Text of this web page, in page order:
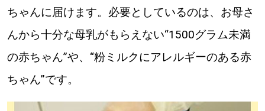
ちゃんに届けます。必要としているのは、お母さ
んから十分な母乳がもらえない“1500グラム未満
の赤ちゃん”や、“粉ミルクにアレルギーのある赤
ちゃん”です。